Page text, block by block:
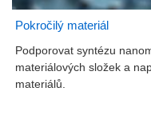
Pokročilý materiál
Podporovat syntézu
materiálových složek a
materiálů.